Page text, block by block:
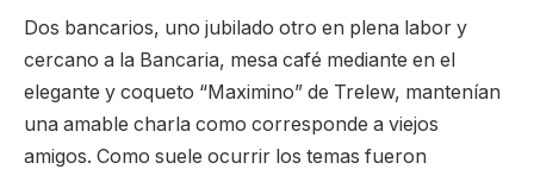
Dos bancarios, uno jubilado otro en plena labor y
cercano a la Bancaria, mesa café mediante en el
elegante y coqueto “Maximino” de Trelew, mantenían
una amable charla como corresponde a viejos
amigos. Como suele ocurrir los temas fueron